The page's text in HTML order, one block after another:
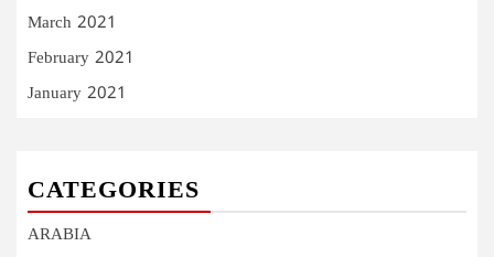
March 2021
February 2021
January 2021
CATEGORIES
ARABIA